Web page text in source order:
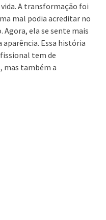
A transformação foi
mal podia acreditar no
Agora, ela se sente mais
Essa história
tem de
mas também a